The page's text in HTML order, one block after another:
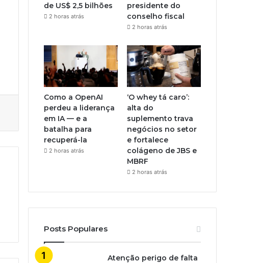
de US$ 2,5 bilhões
2 horas atrás
presidente do
conselho fiscal
2 horas atrás
Como a OpenAI
perdeu a liderança
em IA — e a
batalha para
recuperá-la
2 horas atrás
‘O whey tá caro’:
alta do
suplemento trava
negócios no setor
e fortalece
colágeno de JBS e
MBRF
2 horas atrás
Posts Populares
Atenção perigo de falta